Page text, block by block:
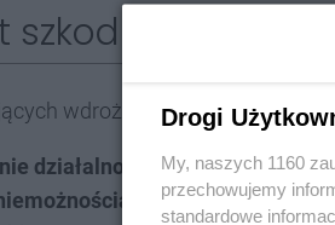
szkodliwy dla
wdrożenie systemu niesie
działalności gospodarczej od
dokonywania
Drogi
My, naszych 1160
przechowujemy
standardowe